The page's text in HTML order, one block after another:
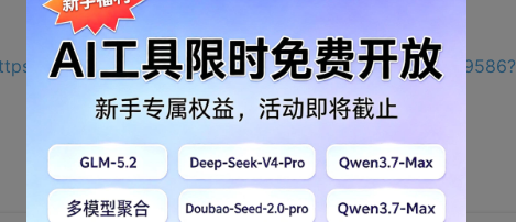
download.csdn.net/download/zuoping2025/33559586?